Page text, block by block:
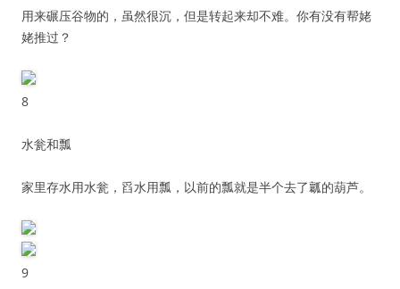
用来碾压谷物的，虽然很沉，但是转起来却不难。你有没有帮姥
姥推过？
8
水瓮和瓢
家里存水用水瓮，舀水用瓢，以前的瓢就是半个去了瓤的葫芦。
9